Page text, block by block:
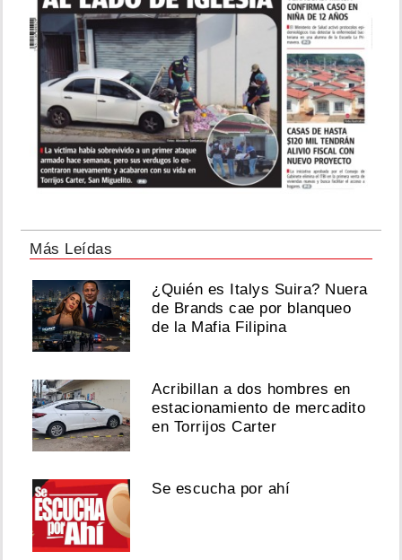
Más Leídas
¿Quién es Italys Suira? Nuera
de Brands cae por blanqueo
de la Mafia Filipina
Acribillan a dos hombres en
estacionamiento de mercadito
en Torrijos Carter
Se escucha por ahí